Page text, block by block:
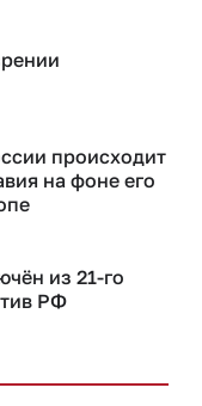
происходит
на фоне его
из 21-го
РФ